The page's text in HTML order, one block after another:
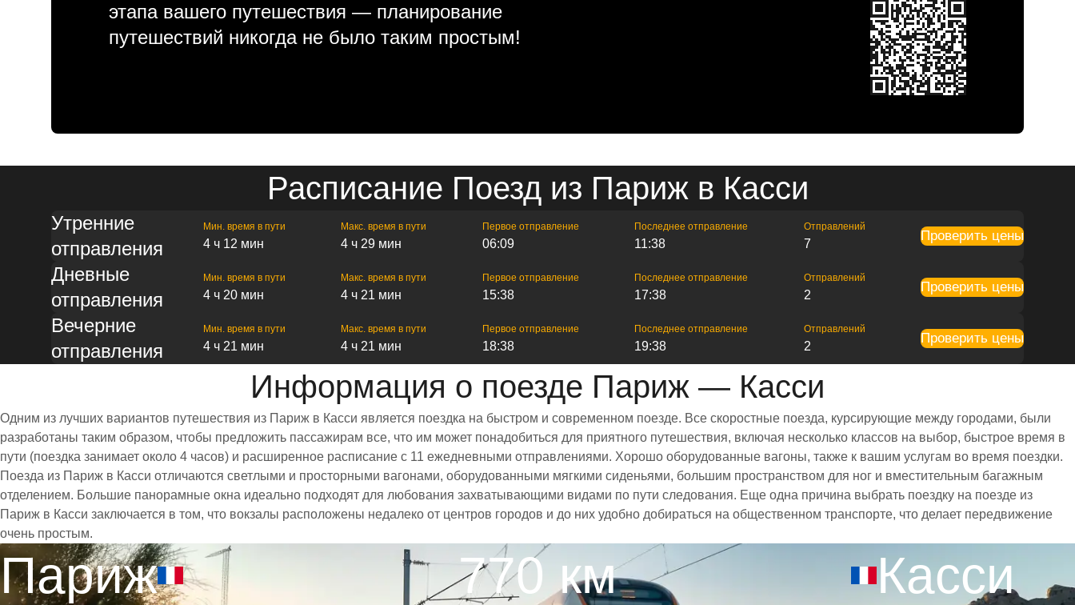
этапа вашего путешествия — планирование
путешествий никогда не было таким простым!
Расписание Поезд из Париж в Касси
Утренние
отправления
Мин. время в пути
4 ч 12 мин
Макс. время в пути
4 ч 29 мин
Первое отправление
06:09
Последнее отправление
11:38
Отправлений
7
Проверить цены
Дневные
отправления
Мин. время в пути
4 ч 20 мин
Макс. время в пути
4 ч 21 мин
Первое отправление
15:38
Последнее отправление
17:38
Отправлений
2
Проверить цены
Вечерние
отправления
Мин. время в пути
4 ч 21 мин
Макс. время в пути
4 ч 21 мин
Первое отправление
18:38
Последнее отправление
19:38
Отправлений
2
Проверить цены
Информация о поезде Париж — Касси
Одним из лучших вариантов путешествия из Париж в Касси является поездка на быстром и современном поезде. Все скоростные поезда, курсирующие между городами, были
разработаны таким образом, чтобы предложить пассажирам все, что им может понадобиться для приятного путешествия, включая несколько классов на выбор, быстрое время в
пути (поездка занимает около 4 часов) и расширенное расписание с 11 ежедневными отправлениями. Хорошо оборудованные вагоны, также к вашим услугам во время поездки.
Поезда из Париж в Касси отличаются светлыми и просторными вагонами, оборудованными мягкими сиденьями, большим пространством для ног и вместительным багажным
отделением. Большие панорамные окна идеально подходят для любования захватывающими видами по пути следования. Еще одна причина выбрать поездку на поезде из
Париж в Касси заключается в том, что вокзалы расположены недалеко от центров городов и до них удобно добираться на общественном транспорте, что делает передвижение
очень простым.
Париж 770 км Касси